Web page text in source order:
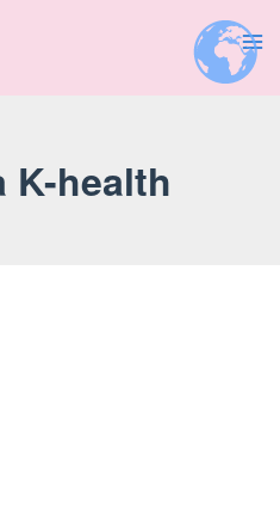
K-health